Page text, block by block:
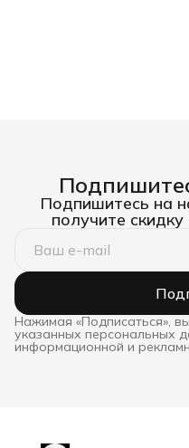
Подпишитесь на
получите
Нажимая «Подписаться»,
указанных персональных
информационной и